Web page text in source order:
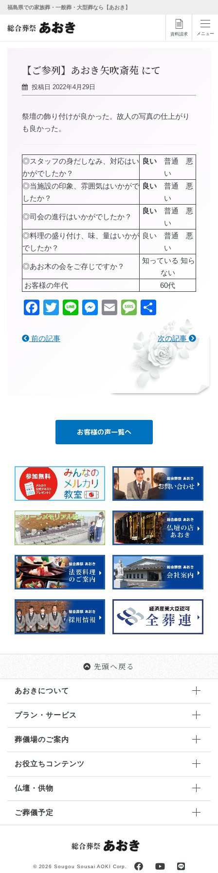
福島県での家族葬・一般葬・大型葬なら【あおき】
資料請求 メニュー
【ご参列】あおき矢吹斎苑 にて
投稿日 2022年4月29日
祭壇の飾り付けが良かった。故人の写真の仕上がり
も良かった。
◎スタッフの身だしなみ、対応はい
かがでしたか？
良い 普通 悪
い
◎当施設の印象、雰囲気はいかがで
したか？
良い 普通 悪
い
◎司会の進行はいかがでしたか？
良い 普通 悪
い
◎料理の盛り付け、味、量はいかが
でしたか？
良い 普通 悪
い
◎あお木の会をご存じですか？
知っている 知ら
ない
お客様の年代
60代
Facebook
Twitter
LineMessenger
EmailMessage
有
前の記事 次の記事
お客様の声一覧へ
先頭へ戻る
あおきについて
プラン・サービス
葬儀場のご案内
お役立ちコンテンツ
仏壇・供物
ご葬儀予定
© 2026 Sougou Sousai AOKI Corp.